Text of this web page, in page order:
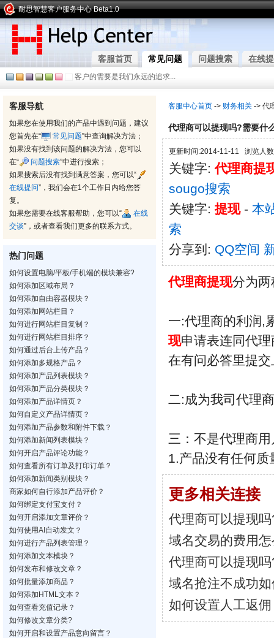
耐思智慧客户服务中心 Beta1.0
客服首页 常见问题 问题搜索 在线
客户的需要是我们永远的追求...
客服导航
如果您在使用我们的产品中遇到问题，建议
您首先在“
常见问题”中查询解决方法；
如果没有找到该问题的解决方法，您可以
在“
问题搜索”中进行搜索；
如果搜索后没有找到满意答案，您可以“
在线提问”，我们会在1个工作日内给您答
复。
如果您需要在线客服帮助，您可以“
在线
交谈”，或者查看我们更多的联系方式。
热门问题
如何设置电脑/平板/手机端的模块兼容?
如何添加区域布局？
如何添加自由容器模块？
如何添加网站栏目？
如何进行网站栏目复制？
如何进行网站栏目排序？
如何通过后台上传产品？
如何添加多规格产品？
如何添加产品列表模块？
如何添加产品分类模块？
如何添加产品详情页？
如何自定义产品详情页？
如何添加产品参数和附件下载？
如何添加新闻列表模块？
如何开启产品评论功能？
如何查看所有订单及打印订单？
如何添加新闻类别模块？
商家如何自行添加产品评价？
如何绑定支付宝支付？
如何开启添加文章评价？
如何使用AI自动发文？
如何进行产品列表管理？
如何添加文本模块？
如何发布和修改文章？
如何批量添加商品？
如何添加HTML文本？
如何查看充值记录？
如何修改文章分类?
如何开启和设置产品意向留言？
客服中心首页 -> 财务相关 -> 代
代理商可以提现吗?需要什
更新时间:2014-11-11 浏览人
关键字:代理商提
sougo搜索
关键字: 提现- 本
索
分享到: QQ空间
代理商提现分为
一:代理商的利润,
现申请表连同代
在有问必答里提
二:成为我司代理
三：不是代理商用
1.产品没有任何质
更多相关连接
代理商可以提现
域名交易的费用
代理商可以提现
域名抢注不成功
如何设置人工返